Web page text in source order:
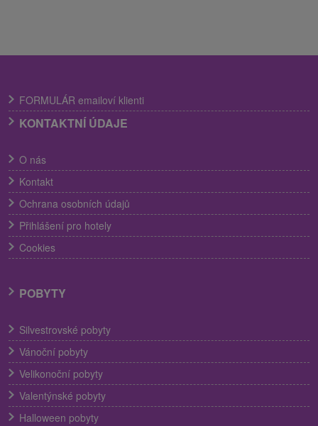
FORMULÁR emailoví klienti
KONTAKTNÍ ÚDAJE
O nás
Kontakt
Ochrana osobních údajů
Přihlášení pro hotely
Cookies
POBYTY
Silvestrovské pobyty
Vánoční pobyty
Velikonoční pobyty
Valentýnské pobyty
Halloween pobyty